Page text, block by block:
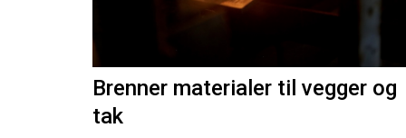
Brenner materialer til vegger og
tak